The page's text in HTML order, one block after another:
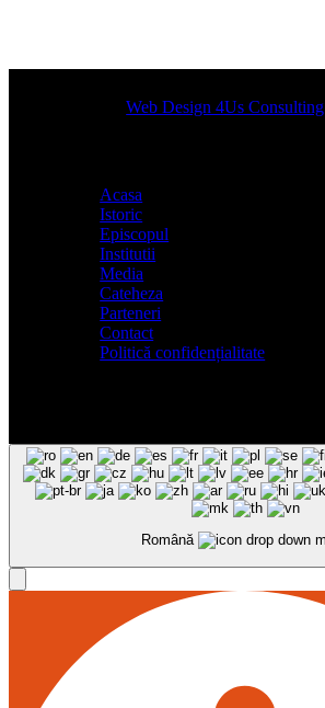
Designed byWeb Design 4Us Consulting
Acasa
Istoric
Episcopul
Institutii
Media
Cateheza
Parteneri
Contact
Politică confidențialitate
Română